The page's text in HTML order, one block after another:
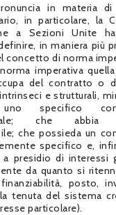
in materia di
in particolare, la
a Sezioni Unite
in maniera più
concetto di norma
imperativa
del contratto o
e strutturali,
specifico
che abbia
che possieda un
specifico e,
presidio di interessi
da quanto si
posto,
tenuta del sistema
particolare).